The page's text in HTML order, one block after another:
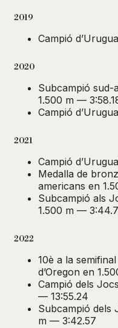
2019
Campió
2020
Subcampió sud-
1.500 m —
Campió
2021
Campió
Medalla de
americans en
Subcampió als
1.500 m —
2022
10è a la
d’Oregon en
Campió dels
— 13:55.24
Subcampió dels
m — 3:42.57